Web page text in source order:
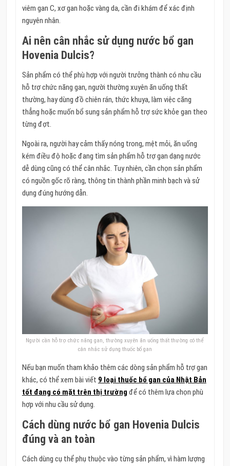
viêm gan C, xơ gan hoặc vàng da, cần đi khám để xác định
nguyên nhân.
Ai nên cân nhắc sử dụng nước bổ gan
Hovenia Dulcis?
Sản phẩm có thể phù hợp với người trưởng thành có nhu cầu
hỗ trợ chức năng gan, người thường xuyên ăn uống thất
thường, hay dùng đồ chiên rán, thức khuya, làm việc căng
thẳng hoặc muốn bổ sung sản phẩm hỗ trợ sức khỏe gan theo
từng đợt.
Ngoài ra, người hay cảm thấy nóng trong, mệt mỏi, ăn uống
kém điều độ hoặc đang tìm sản phẩm hỗ trợ gan dạng nước
dễ dùng cũng có thể cân nhắc. Tuy nhiên, cần chọn sản phẩm
có nguồn gốc rõ ràng, thông tin thành phần minh bạch và sử
dụng đúng hướng dẫn.
Người cần hỗ trợ chức năng gan, thường xuyên ăn uống thất thường có thể
cân nhắc sử dụng thuốc bổ gan
Nếu bạn muốn tham khảo thêm các dòng sản phẩm hỗ trợ gan
khác, có thể xem bài viết 9 loại thuốc bổ gan của Nhật Bản​
tốt đang có mặt trên thị trườngđể có thêm lựa chọn phù
hợp với nhu cầu sử dụng.
Cách dùng nước bổ gan Hovenia Dulcis
đúng và an toàn
Cách dùng cụ thể phụ thuộc vào từng sản phẩm, vì hàm lượng